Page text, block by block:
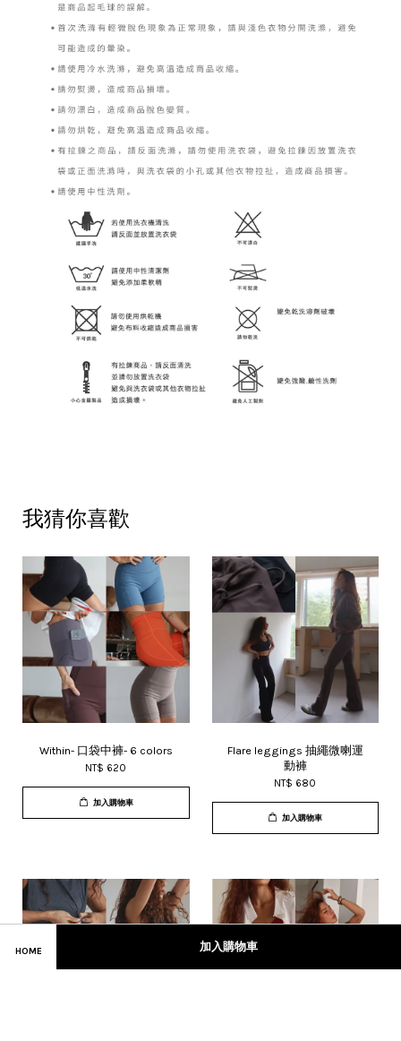
HOME 加入購物車
我猜你喜歡
Within- 口袋中褲- 6 colors
NT$ 620
加入購物車
Flare leggings 抽繩微喇運
動褲
NT$ 680
加入購物車